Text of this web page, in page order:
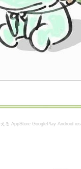
える AppStore GooglePlay Android ios